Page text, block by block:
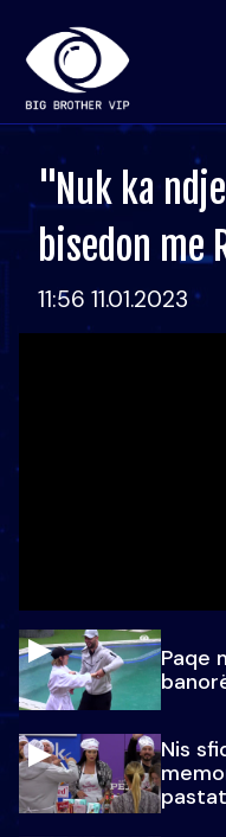
"Nuk ka
bisedon me
11:56 11.01.2023
Paqe
Nis